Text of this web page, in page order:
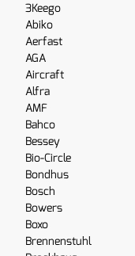
3Keego
Abiko
Aerfast
AGA
Aircraft
Alfra
AMF
Bahco
Bessey
Bio-Circle
Bondhus
Bosch
Bowers
Boxo
Brennenstuhl